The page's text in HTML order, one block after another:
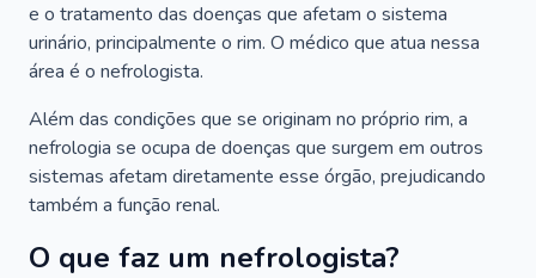
e o tratamento das doenças que afetam o sistema
urinário, principalmente o rim. O médico que atua nessa
área é o nefrologista.
Além das condições que se originam no próprio rim, a
nefrologia se ocupa de doenças que surgem em outros
sistemas afetam diretamente esse órgão, prejudicando
também a função renal.
O que faz um nefrologista?